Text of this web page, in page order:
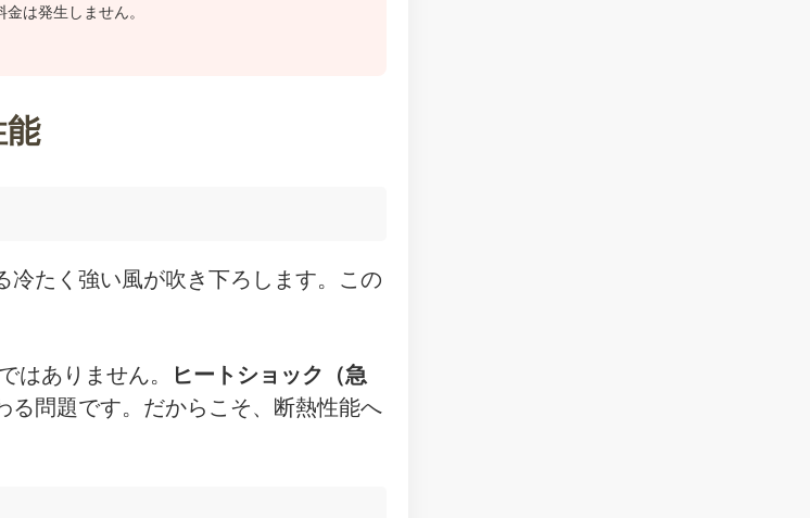
は発生しません。
能
たく強い風が吹き下ろします。この
はありません。
ヒートショック（急
る問題です。だからこそ、断熱性能へ